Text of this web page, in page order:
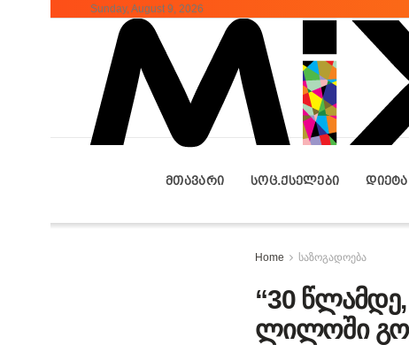
Sunday, August 9, 2026
ᲛᲗᲐᲕᲐᲠᲘ ᲡᲝᲪ.ᲥᲡᲔᲚᲔᲑᲘ ᲓᲘᲔᲢᲐ
Home საზოგადოება
“30 წლამდე,
ლილოში